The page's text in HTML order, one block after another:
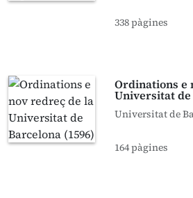
338 pàgines
Ordinations e
Universitat de
Universitat de
164 pàgines